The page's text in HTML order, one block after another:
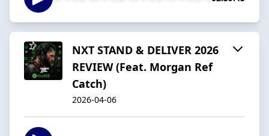
NXT STAND & DELIVER 2026
REVIEW (Feat. Morgan Ref
Catch)
2026-04-06